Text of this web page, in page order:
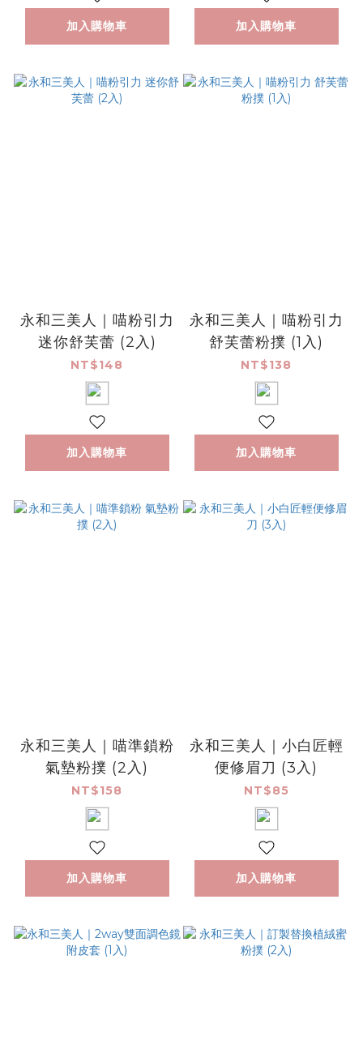
加入購物車 加入購物車
永和三美人｜喵粉引力
迷你舒芙蕾 (2入)
NT$148
加入購物車
永和三美人｜喵粉引力
舒芙蕾粉撲 (1入)
NT$138
加入購物車
永和三美人｜喵準鎖粉
氣墊粉撲 (2入)
NT$158
加入購物車
永和三美人｜小白匠輕
便修眉刀 (3入)
NT$85
加入購物車